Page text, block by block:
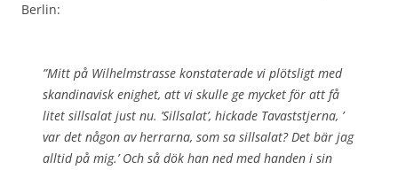
Berlin:
”Mitt på Wilhelmstrasse konstaterade vi plötsligt med
skandinavisk enighet, att vi skulle ge mycket för att få
litet sillsalat just nu. ’Sillsalat’, hickade Tavaststjerna, ’
var det någon av herrarna, som sa sillsalat? Det bär jag
alltid på mig.’ Och så dök han ned med handen i sin